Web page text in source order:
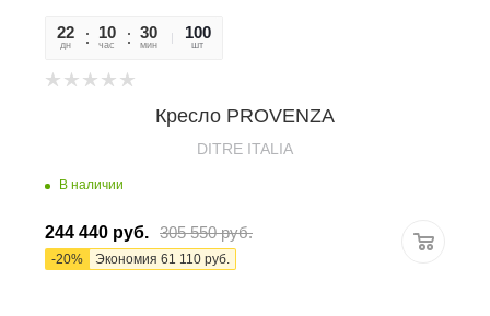
22
дн
10
час
30
мин
48
сек
100
шт
Кресло PROVENZA
DITRE ITALIA
В наличии
244 440 руб. 305 550руб.
-20% Экономия 61 110 руб.